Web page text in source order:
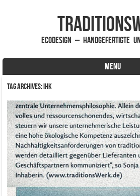
EcoDesign – handgefertigte
MENU
Skip to content
Tag Archives:IHK